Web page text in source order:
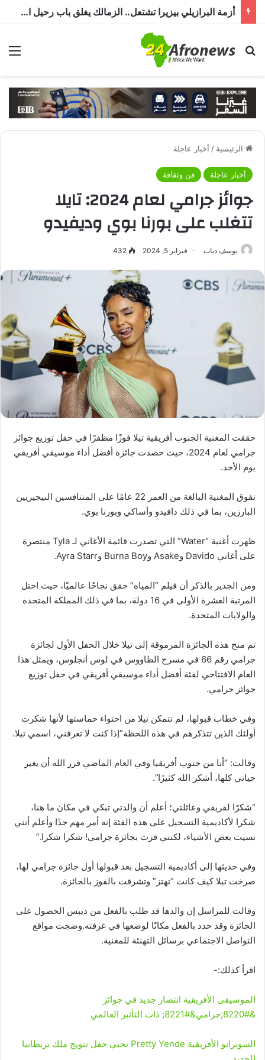
أزمة البرازيلي بيزيرا تشتعل.. الزمالك يغلق باب رحيل اللاعب ويؤكد : « لن ندخل في مفاوضات بشأن أي عروض »
بحث عن
الرئيسية / أخبار عاجلة
أخبار عاجلة فن وثقافة
جوائز جرامي لعام 2024: تايلا
تتغلب على بورنا بوي وديفيدو
يوسف دياب فبراير 5, 2024 432
حققت المغنية الجنوب أفريقية تيلا فوزًا مظفرًا في حفل توزيع جوائز
جرامي لعام 2024، حيث حصدت جائزة أفضل أداء موسيقي أفريقي
يوم الأحد.
تفوق المغنية البالغة من العمر 22 عامًا على المتنافسين النيجيريين
البارزين، بما في ذلك دافيدو وأساكي وبورنا بوي.
ظهرت أغنية “Water” التي تصدرت قائمة الأغاني لـ Tyla منتصرة
على أغاني Davido وAsake وBurna Boy وAyra Starr.
ومن الجدير بالذكر أن فيلم “المياه” حقق نجاحًا عالميًا، حيث احتل
المرتبة العشرة الأولى في 16 دولة، بما في ذلك المملكة المتحدة
والولايات المتحدة.
تم منح هذه الجائزة المرموقة إلى تيلا خلال الحفل الأول لجائزة
جرامي رقم 66 في مسرح الطاووس في لوس أنجلوس، ويمثل هذا
العام الافتتاحي لفئة أفضل أداء موسيقي أفريقي في حفل توزيع
جوائز جرامي.
وفي خطاب قبولها، لم تتمكن تيلا من احتواء حماستها لأنها شكرت
أولئك الذين تتذكرهم في هذه اللحظة”إذا كنت لا تعرفني، اسمي تيلا.
وقالت: “أنا من جنوب أفريقيا وفي العام الماضي قرر الله أن يغير
حياتي كلها، أشكر الله كثيرًا”.
“شكرًا لفريقي وعائلتي؛ أعلم أن والدتي تبكي في مكان ما هنا،
شكرا لأكاديمية التسجيل على هذه الفئة إنه أمر مهم جدًا وأعلم أنني
نسيت بعض الأشياء، لكنني فزت بجائزة جرامي! شكرا شكرا.”
وفي حديثها إلى أكاديمية التسجيل بعد قبولها أول جائزة جرامي لها،
صرخت تيلا كيف كانت “تهتز” وتشرفت بالفوز بالجائزة.
وقالت للمراسل إن والدها قد طلب بالفعل من ديبس الحصول على
الجائزة وقد حدد بالفعل مكانًا لوضعها في غرفته.وضجت مواقع
التواصل الاجتماعي برسائل التهنئة للمغنية.
اقرأ كذلك:-
الموسيقى الأفريقية انتصار جديد في جوائز
&#8220;جرامي&#8221; ذات التأثير العالمي
السوبرانو الأفريقية Pretty Yende تحيي حفل تتويج ملك بريطانيا